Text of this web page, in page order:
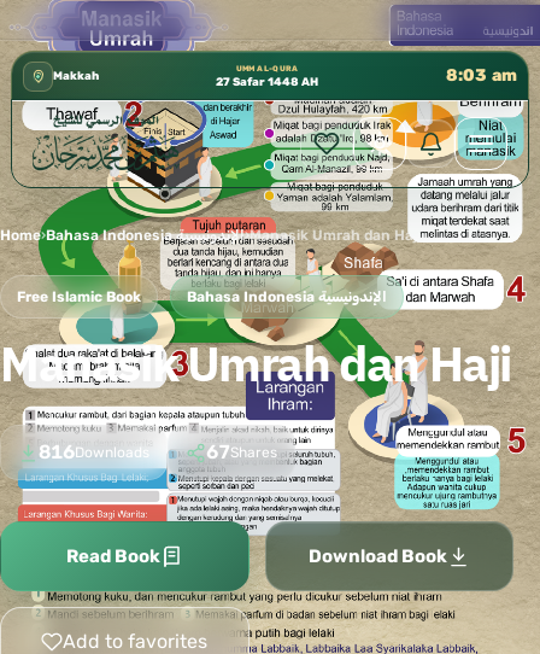
كتب الشيخ هيثم سرحان حفظه الله متوفرة ✦
Makkah
UMM AL-QURA
27 Safar 1448 AH 8:03 am
Home› Bahasa Indonesia الإندونيسية›Manasik Umrah dan Haji
Free Islamic Book Bahasa Indonesia الإندونيسية
Manasik Umrah dan Haji
816Downloads 67Shares
Read Book Download Book
Add to favorites